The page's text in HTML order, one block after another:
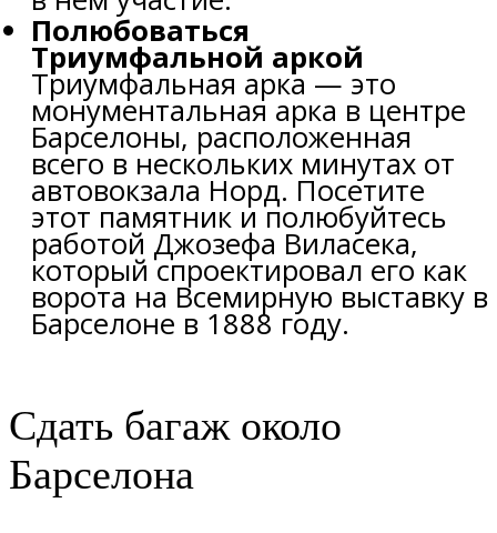
Полюбоваться
Триумфальной аркой
Триумфальная арка — это
монументальная арка в центре
Барселоны, расположенная
всего в нескольких минутах от
автовокзала Норд. Посетите
этот памятник и полюбуйтесь
работой Джозефа Виласека,
который спроектировал его как
ворота на Всемирную выставку в
Барселоне в 1888 году.
Сдать багаж около
Барселона